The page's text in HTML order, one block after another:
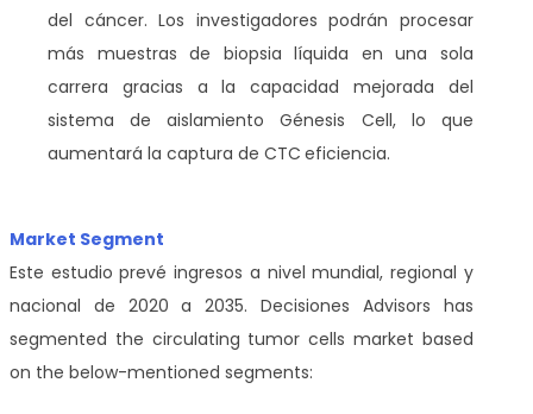
del cáncer. Los investigadores podrán procesar
más muestras de biopsia líquida en una sola
carrera gracias a la capacidad mejorada del
sistema de aislamiento Génesis Cell, lo que
aumentará la captura de CTC eficiencia.
Market Segment
Este estudio prevé ingresos a nivel mundial, regional y
nacional de 2020 a 2035. Decisiones Advisors has
segmented the circulating tumor cells market based
on the below-mentioned segments: